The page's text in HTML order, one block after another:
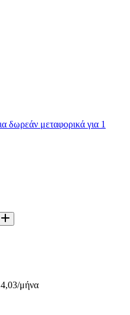
δωρεάν μεταφορικά για 1
/μήνα